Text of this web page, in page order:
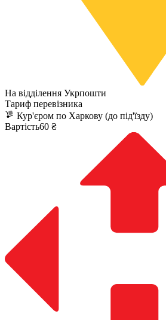
На відділення Укрпошти
Тариф перевізника
Кур'єром по Харкову (до під'їзду)
Вартість60 ₴